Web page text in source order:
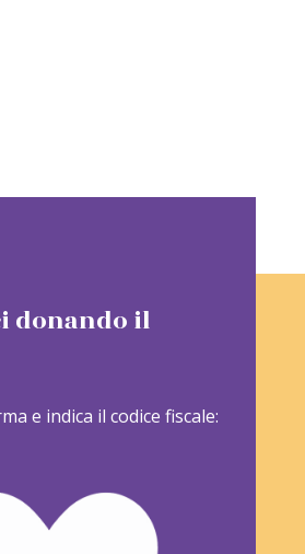
donando il
e indica il codice fiscale: